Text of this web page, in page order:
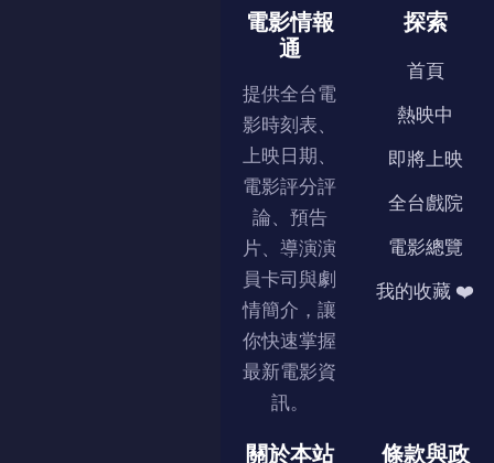
電影情報
通
提供全台電
影時刻表、
上映日期、
電影評分評
論、預告
片、導演演
員卡司與劇
情簡介，讓
你快速掌握
最新電影資
訊。
探索
首頁
熱映中
即將上映
全台戲院
電影總覽
我的收藏 ❤️
關於本站
條款與政